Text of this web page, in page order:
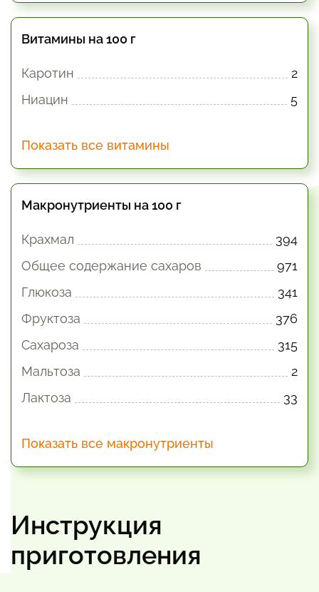
Витамины на 100 г
Каротин
2
Ниацин
5
Показать все витамины
Макронутриенты на 100 г
Крахмал
394
Общее содержание сахаров
971
Глюкоза
341
Фруктоза
376
Сахароза
315
Мальтоза
2
Лактоза
33
Показать все макронутриенты
Инструкция
приготовления